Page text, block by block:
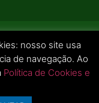
de Cláudia - MT
nosso site usa
de navegação. Ao
Política de Cookies e